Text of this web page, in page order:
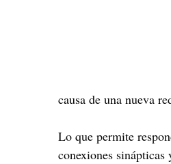
causa de una nueva
Lo que permite
conexiones